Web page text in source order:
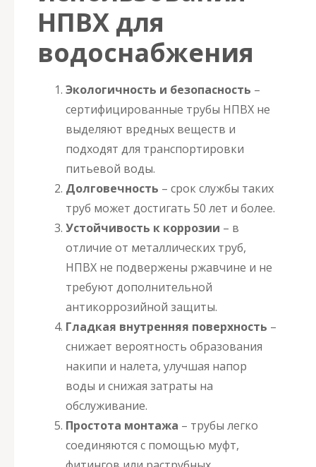
НПВХ для
водоснабжения
Экологичность и безопасность –
сертифицированные трубы НПВХ не
выделяют вредных веществ и
подходят для транспортировки
питьевой воды.
Долговечность – срок службы таких
труб может достигать 50 лет и более.
Устойчивость к коррозии – в
отличие от металлических труб,
НПВХ не подвержены ржавчине и не
требуют дополнительной
антикоррозийной защиты.
Гладкая внутренняя поверхность –
снижает вероятность образования
накипи и налета, улучшая напор
воды и снижая затраты на
обслуживание.
Простота монтажа – трубы легко
соединяются с помощью муфт,